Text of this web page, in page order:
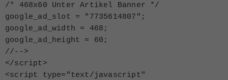
/* 468x60 Unter Artikel Banner */
google_ad_slot = "7735614807";
google_ad_width = 468;
google_ad_height = 60;
//-->
</script>
<script type="text/javascript"